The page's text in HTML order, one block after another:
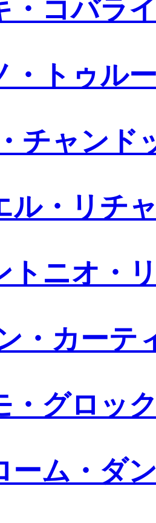
・コバラ
・トゥル
チャンド
ル・リチ
トニオ・
・カーテ
・グロッ
ーム・ダ